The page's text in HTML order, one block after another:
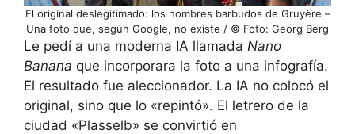
El original deslegitimado: los hombres barbudos de Gruyère –
Una foto que, según Google, no existe / © Foto: Georg Berg
Le pedí a una moderna IA llamada Nano
Banana que incorporara la foto a una infografía.
El resultado fue aleccionador. La IA no colocó el
original, sino que lo «repintó». El letrero de la
ciudad «Plasselb» se convirtió en